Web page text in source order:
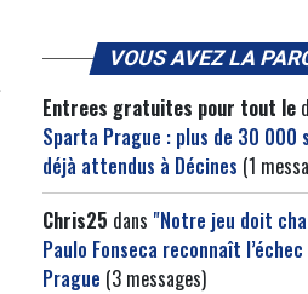
VOUS AVEZ LA
Entrees gratuites pour tout le
Sparta Prague : plus de 30 000
déjà attendus à Décines (1
Chris25 dans "Notre jeu doit
Paulo Fonseca reconnaît
Prague (3 messages)